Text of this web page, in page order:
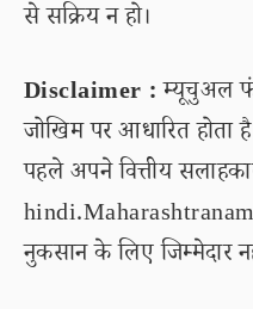
से सक्रिय न हो।
Disclaimer :म्यूचुअल
जोखिम पर आधारित
पहले अपने वित्तीय
नुकसान के लिए जिम्मेदार